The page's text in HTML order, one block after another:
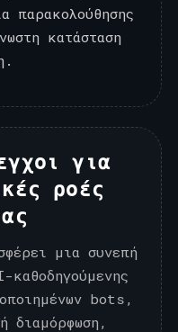
παρακολούθησης
κατάσταση
για
ροές
μια συνεπή
καθοδηγούμενης
bots,
διαμόρφωση,